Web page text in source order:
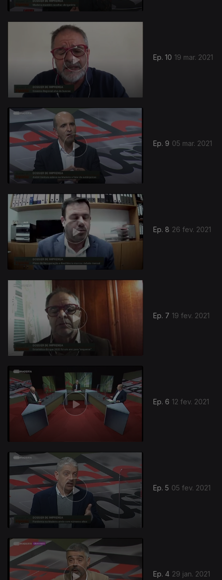
Ep. 10 19 mar. 2021
Ep. 9 05 mar. 2021
Ep. 8 26 fev. 2021
Ep. 7 19 fev. 2021
Ep. 6 12 fev. 2021
Ep. 5 05 fev. 2021
Ep. 4 29 jan. 2021